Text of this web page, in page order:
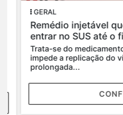
GERAL
Remédio injetável que
entrar no SUS até o
Trata-se do medicamento
impede a replicação do
prolongada...